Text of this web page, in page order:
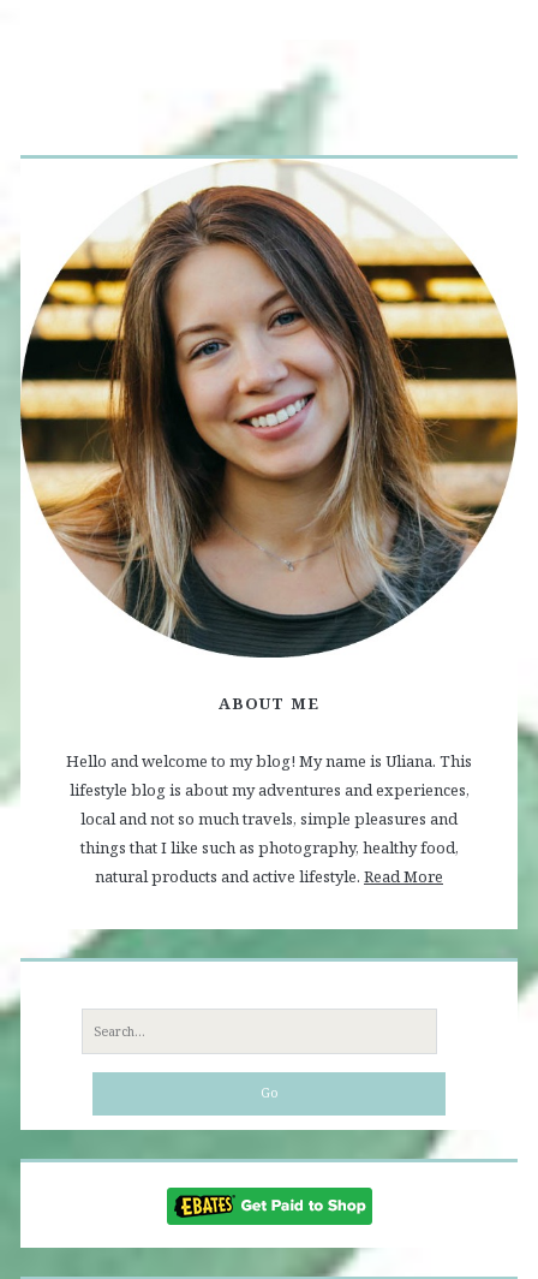
ABOUT ME
Hello and welcome to my blog! My name is Uliana. This
lifestyle blog is about my adventures and experiences,
local and not so much travels, simple pleasures and
things that I like such as photography, healthy food,
natural products and active lifestyle. Read More
Search
for: